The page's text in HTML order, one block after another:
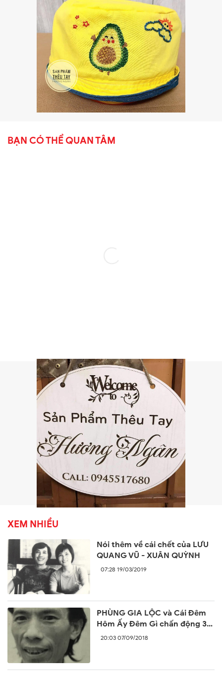
BẠN CÓ THỂ QUAN TÂM
XEM NHIỀU
Nói thêm về cái chết của LƯU
QUANG VŨ - XUÂN QUỲNH
07:28 19/03/2019
PHÙNG GIA LỘC và Cái Đêm
Hôm Ấy Đêm Gì chấn động 30
năm trước
20:03 07/09/2018